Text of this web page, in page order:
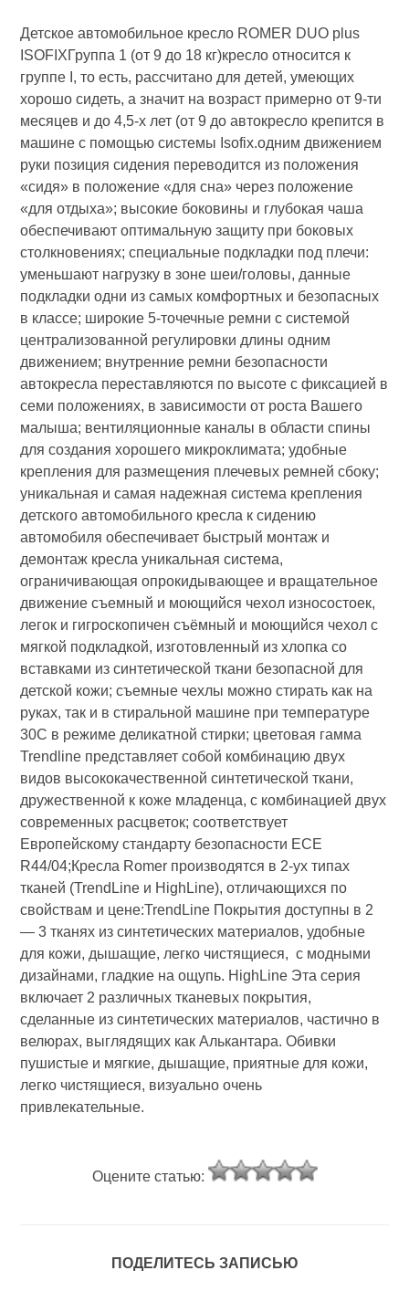
Детское автомобильное кресло ROMER DUO plus
ISOFIXГруппа 1 (от 9 до 18 кг)кресло относится к
группе I, то есть, рассчитано для детей, умеющих
хорошо сидеть, а значит на возраст примерно от 9-ти
месяцев и до 4,5-х лет (от 9 до автокресло крепится в
машине с помощью системы Isofix.одним движением
руки позиция сидения переводится из положения
«сидя» в положение «для сна» через положение
«для отдыха»; высокие боковины и глубокая чаша
обеспечивают оптимальную защиту при боковых
столкновениях; специальные подкладки под плечи:
уменьшают нагрузку в зоне шеи/головы, данные
подкладки одни из самых комфортных и безопасных
в классе; широкие 5-точечные ремни с системой
централизованной регулировки длины одним
движением; внутренние ремни безопасности
автокресла переставляются по высоте с фиксацией в
семи положениях, в зависимости от роста Вашего
малыша; вентиляционные каналы в области спины
для создания хорошего микроклимата; удобные
крепления для размещения плечевых ремней сбоку;
уникальная и самая надежная система крепления
детского автомобильного кресла к сидению
автомобиля обеспечивает быстрый монтаж и
демонтаж кресла уникальная система,
ограничивающая опрокидывающее и вращательное
движение съемный и моющийся чехол износостоек,
легок и гигроскопичен съёмный и моющийся чехол с
мягкой подкладкой, изготовленный из хлопка со
вставками из синтетической ткани безопасной для
детской кожи; съемные чехлы можно стирать как на
руках, так и в стиральной машине при температуре
30С в режиме деликатной стирки; цветовая гамма
Trendline представляет собой комбинацию двух
видов высококачественной синтетической ткани,
дружественной к коже младенца, с комбинацией двух
современных расцветок; соответствует
Европейскому стандарту безопасности ЕСЕ
R44/04;Кресла Romer производятся в 2-ух типах
тканей (TrendLine и HighLine), отличающихся по
свойствам и цене:TrendLine Покрытия доступны в 2
— 3 тканях из синтетических материалов, удобные
для кожи, дышащие, легко чистящиеся, с модными
дизайнами, гладкие на ощупь. HighLine Эта серия
включает 2 различных тканевых покрытия,
сделанные из синтетических материалов, частично в
велюрах, выглядящих как Алькантара. Обивки
пушистые и мягкие, дышащие, приятные для кожи,
легко чистящиеся, визуально очень
привлекательные.
Оцените статью:
ПОДЕЛИТЕСЬ ЗАПИСЬЮ